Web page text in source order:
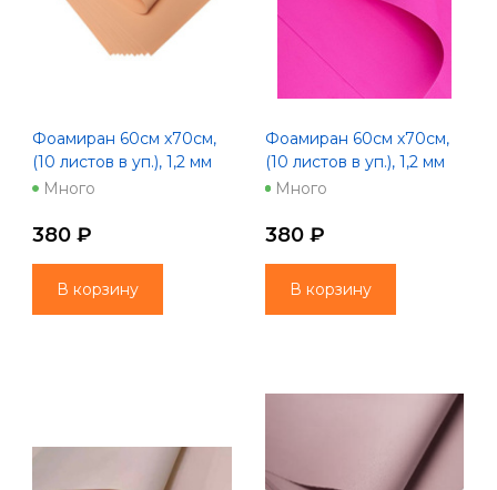
Фоамиран 60см х70см,
(10 листов в уп.), 1,2 мм
цв. персик (1028)
Много
380 ₽
В корзину
Фоамиран 60см х70см,
(10 листов в уп.), 1,2 мм
цв. пыльно-розовый
Много
380 ₽
В корзину